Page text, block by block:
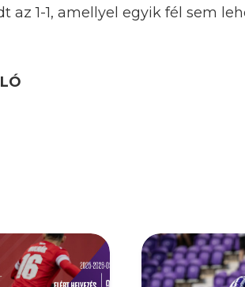
az 1-1, amellyel egyik fél sem